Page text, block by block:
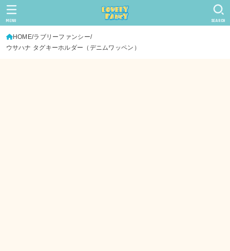
SEARCH
MENU
HOME ラブリーファンシー
ウサハナ タグキーホルダー（デニムワッペン）